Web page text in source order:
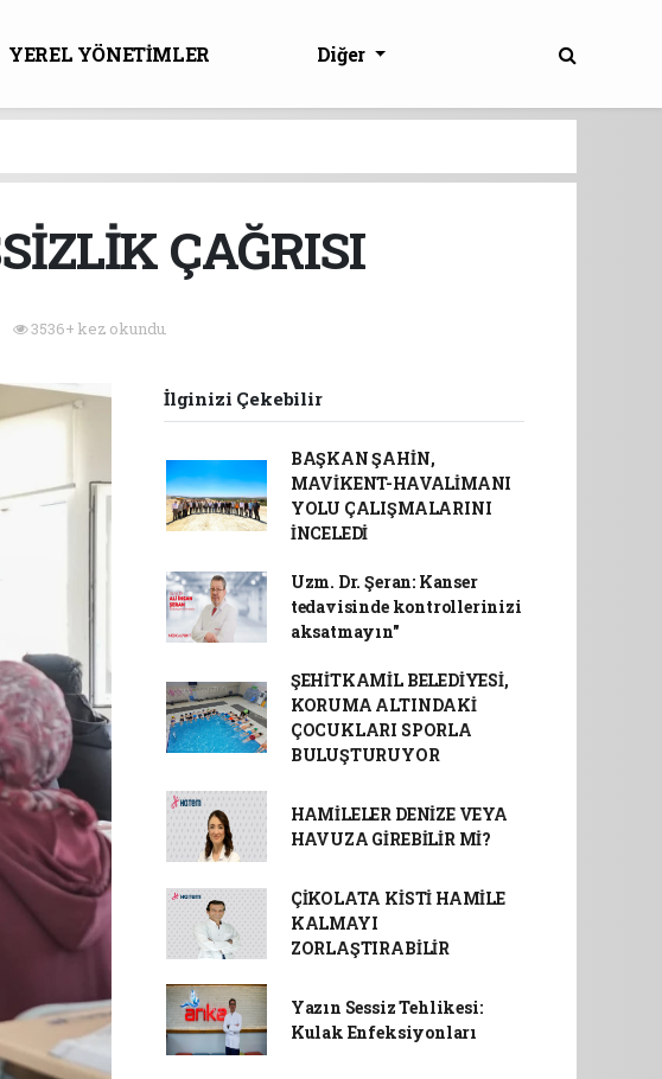
YEREL YÖNETİMLER
Diğer
ÇAĞRISI
3536+ kez okundu.
İlginizi Çekebilir
BAŞKAN ŞAHİN,
MAVİKENT-HAVALİMANI
YOLU ÇALIŞMALARINI
İNCELEDİ
Uzm. Dr. Şeran: Kanser
tedavisinde kontrollerinizi
aksatmayın"
ŞEHİTKAMİL BELEDİYESİ,
KORUMA ALTINDAKİ
ÇOCUKLARI SPORLA
BULUŞTURUYOR
HAMİLELER DENİZE VEYA
HAVUZA GİREBİLİR Mİ?
ÇİKOLATA KİSTİ HAMİLE
KALMAYI
ZORLAŞTIRABİLİR
Yazın Sessiz Tehlikesi:
Kulak Enfeksiyonları